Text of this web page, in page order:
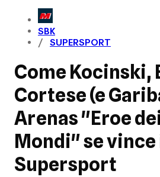
SBK
SUPERSPORT
Come Kocinski,
Cortese (e
Arenas "Eroe
Mondi" se vince
Supersport